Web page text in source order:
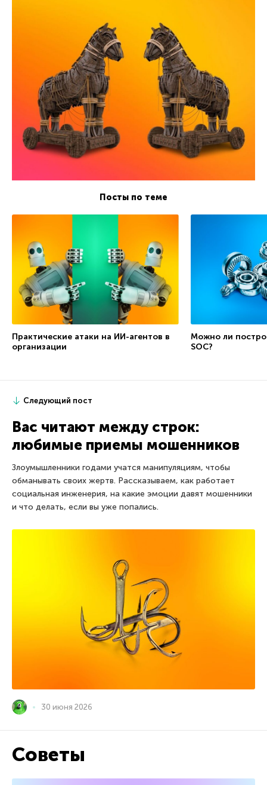
Посты по теме
Практические атаки на ИИ-агентов в
организации
Можно ли
SOC?
Следующий пост
Вас читают между строк:
любимые приемы мошенников
Злоумышленники годами учатся манипуляциям, чтобы
обманывать своих жертв. Рассказываем, как работает
социальная инженерия, на какие эмоции давят мошенники
и что делать, если вы уже попались.
30 июня 2026
Советы